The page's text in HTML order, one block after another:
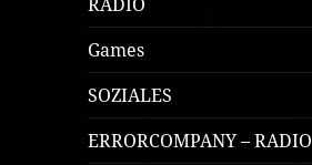
Games
SOZIALES
ERRORCOMPANY – RADIO